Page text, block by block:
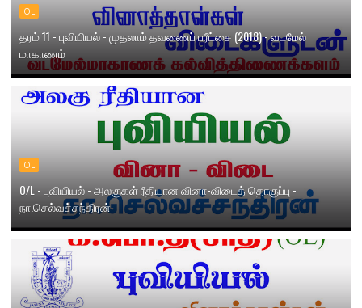
OL
தரம் 11 - புவியியல் - முதலாம் தவணைப் பரீட்சை (2018) - வடமேல்
மாகாணம்
OL
O/L - புவியியல் - அலகுகள் ரீதியான வினா-விடைத் தொகுப்பு -
நா.செல்வச்சந்திரன்